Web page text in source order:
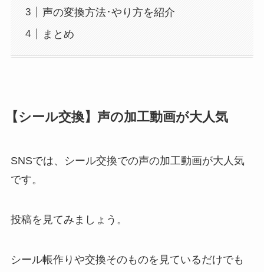
声の変換方法･やり方を紹介
まとめ
【シール交換】声の加工動画が大人気
SNSでは、シール交換での声の加工動画が大人気
です。
投稿を見てみましょう。
シール帳作りや交換そのものを見ているだけでも